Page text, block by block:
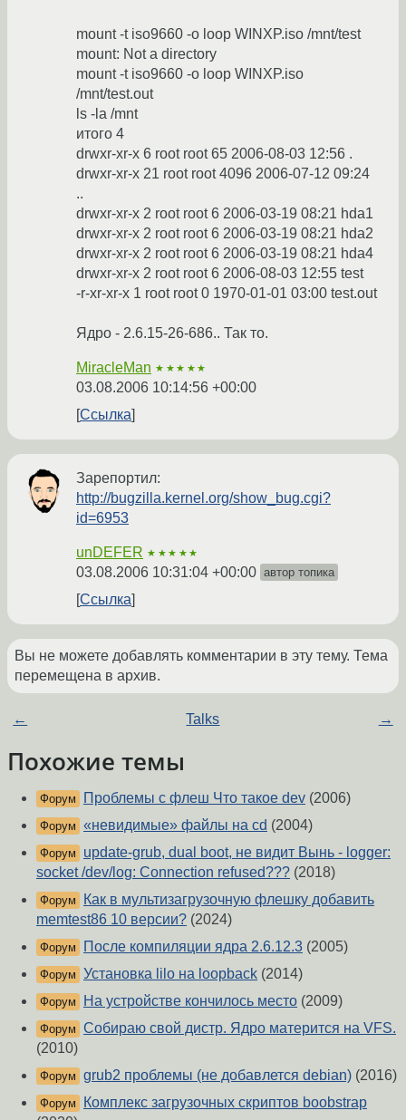
mount -t iso9660 -o loop WINXP.iso /mnt/test
mount: Not a directory
mount -t iso9660 -o loop WINXP.iso
/mnt/test.out
ls -la /mnt
итого 4
drwxr-xr-x 6 root root 65 2006-08-03 12:56 .
drwxr-xr-x 21 root root 4096 2006-07-12 09:24
..
drwxr-xr-x 2 root root 6 2006-03-19 08:21 hda1
drwxr-xr-x 2 root root 6 2006-03-19 08:21 hda2
drwxr-xr-x 2 root root 6 2006-03-19 08:21 hda4
drwxr-xr-x 2 root root 6 2006-08-03 12:55 test
-r-xr-xr-x 1 root root 0 1970-01-01 03:00 test.out
Ядро - 2.6.15-26-686.. Так то.
MiracleMan ★★★★★
03.08.2006 10:14:56 +00:00
Ссылка
Зарепортил:
http://bugzilla.kernel.org/show_bug.cgi?
id=6953
unDEFER ★★★★★
03.08.2006 10:31:04 +00:00 автор топика
Ссылка
Вы не можете добавлять комментарии в эту тему. Тема
перемещена в архив.
← Talks →
Похожие темы
Форум Проблемы с флеш Что такое dev (2006)
Форум «невидимые» файлы на cd (2004)
Форум
update-grub, dual boot, не видит Вынь - logger:
socket /dev/log: Connection refused??? (2018)
Форум
Как в мультизагрузочную флешку добавить
memtest86 10 версии? (2024)
Форум После компиляции ядра 2.6.12.3 (2005)
Форум Установка lilo на loopback (2014)
Форум На устройстве кончилось место (2009)
Форум Собираю свой дистр. Ядро матерится на VFS.
(2010)
Форум grub2 проблемы (не добавлется debian) (2016)
Форум
Комплекс загрузочных скриптов boobstrap